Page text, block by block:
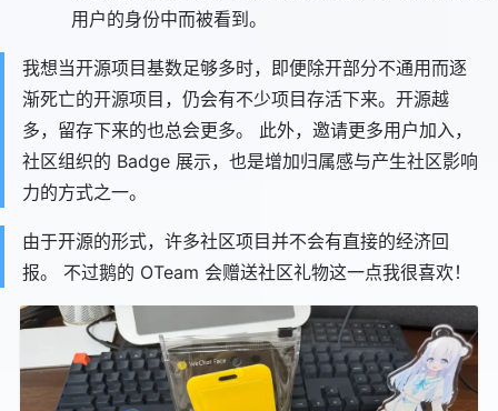
用户的身份中而被看到。
我想当开源项目基数足够多时，即便除开部分不通用而逐
渐死亡的开源项目，仍会有不少项目存活下来。开源越
多，留存下来的也总会更多。 此外，邀请更多用户加入，
社区组织的 Badge 展示，也是增加归属感与产生社区影响
力的方式之一。
由于开源的形式，许多社区项目并不会有直接的经济回
报。 不过鹅的 OTeam 会赠送社区礼物这一点我很喜欢！